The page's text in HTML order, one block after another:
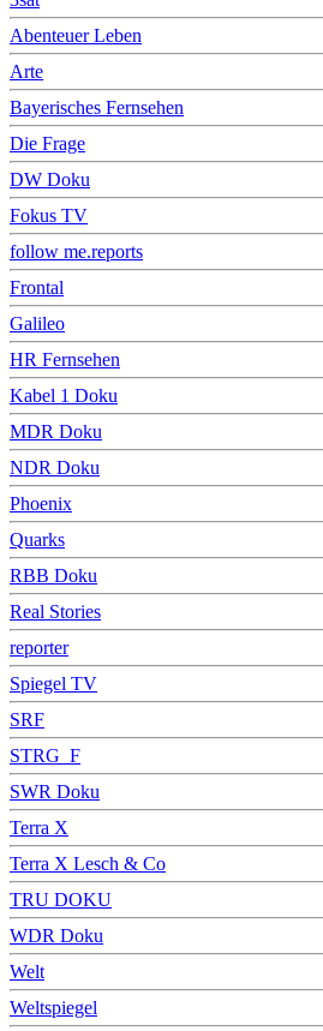
Abenteuer Leben
Arte
Bayerisches Fernsehen
Die Frage
DW Doku
Fokus TV
follow me.reports
Frontal
Galileo
HR Fernsehen
Kabel 1 Doku
MDR Doku
NDR Doku
Phoenix
Quarks
RBB Doku
Real Stories
reporter
Spiegel TV
SRF
STRG_F
SWR Doku
Terra X
Terra X Lesch & Co
TRU DOKU
WDR Doku
Welt
Weltspiegel